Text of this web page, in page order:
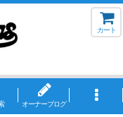
カート
オーナーブログ